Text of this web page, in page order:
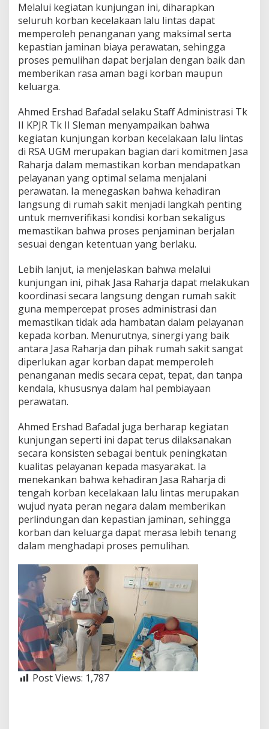
Melalui kegiatan kunjungan ini, diharapkan
seluruh korban kecelakaan lalu lintas dapat
memperoleh penanganan yang maksimal serta
kepastian jaminan biaya perawatan, sehingga
proses pemulihan dapat berjalan dengan baik dan
memberikan rasa aman bagi korban maupun
keluarga.
Ahmed Ershad Bafadal selaku Staff Administrasi Tk
II KPJR Tk II Sleman menyampaikan bahwa
kegiatan kunjungan korban kecelakaan lalu lintas
di RSA UGM merupakan bagian dari komitmen Jasa
Raharja dalam memastikan korban mendapatkan
pelayanan yang optimal selama menjalani
perawatan. Ia menegaskan bahwa kehadiran
langsung di rumah sakit menjadi langkah penting
untuk memverifikasi kondisi korban sekaligus
memastikan bahwa proses penjaminan berjalan
sesuai dengan ketentuan yang berlaku.
Lebih lanjut, ia menjelaskan bahwa melalui
kunjungan ini, pihak Jasa Raharja dapat melakukan
koordinasi secara langsung dengan rumah sakit
guna mempercepat proses administrasi dan
memastikan tidak ada hambatan dalam pelayanan
kepada korban. Menurutnya, sinergi yang baik
antara Jasa Raharja dan pihak rumah sakit sangat
diperlukan agar korban dapat memperoleh
penanganan medis secara cepat, tepat, dan tanpa
kendala, khususnya dalam hal pembiayaan
perawatan.
Ahmed Ershad Bafadal juga berharap kegiatan
kunjungan seperti ini dapat terus dilaksanakan
secara konsisten sebagai bentuk peningkatan
kualitas pelayanan kepada masyarakat. Ia
menekankan bahwa kehadiran Jasa Raharja di
tengah korban kecelakaan lalu lintas merupakan
wujud nyata peran negara dalam memberikan
perlindungan dan kepastian jaminan, sehingga
korban dan keluarga dapat merasa lebih tenang
dalam menghadapi proses pemulihan.
Post Views: 1,787